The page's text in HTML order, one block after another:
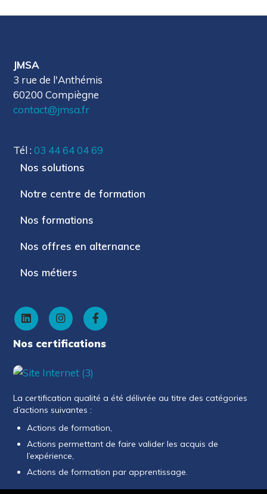
JMSA
3 rue de l'Anthémis
60200 Compiègne
contact@jmsa.fr
Tél :03 44 64 04 69
Nos solutions
Notre centre de formation
Nos formations
Nos offres en alternance
Nos métiers
Nos certifications
La certification qualité a été délivrée au titre des catégories
d’actions suivantes :
Actions de formation,
Actions permettant de faire valider les acquis de
l’expérience,
Actions de formation par apprentissage.